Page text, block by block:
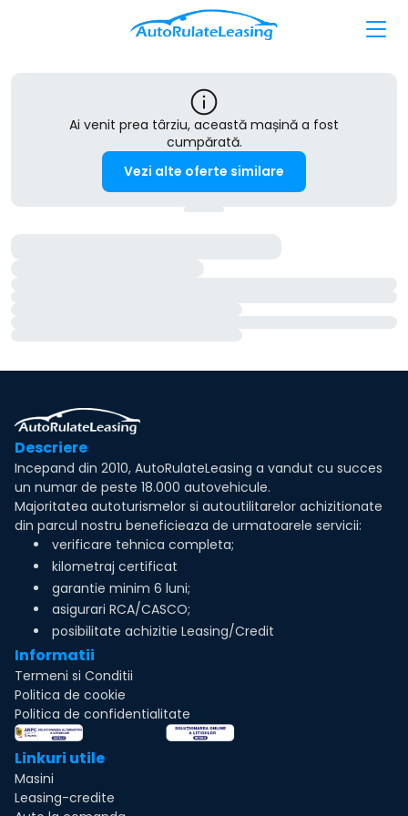
Ai venit prea târziu, această mașină a fost
cumpărată.
Vezi alte oferte similare
Descriere
Incepand din 2010, AutoRulateLeasing a vandut cu succes
un numar de peste 18.000 autovehicule.
Majoritatea autoturismelor si autoutilitarelor achizitionate
din parcul nostru beneficieaza de urmatoarele servicii:
verificare tehnica completa;
kilometraj certificat
garantie minim 6 luni;
asigurari RCA/CASCO;
posibilitate achizitie Leasing/Credit
Informatii
Termeni si Conditii
Politica de cookie
Politica de confidentialitate
Linkuri utile
Masini
Leasing-credite